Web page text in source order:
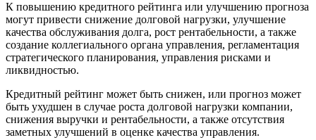
К повышению кредитного рейтинга или улучшению прогноза
могут привести снижение долговой нагрузки, улучшение
качества обслуживания долга, рост рентабельности, а также
создание коллегиального органа управления, регламентация
стратегического планирования, управления рисками и
ликвидностью.
Кредитный рейтинг может быть снижен, или прогноз может
быть ухудшен в случае роста долговой нагрузки компании,
снижения выручки и рентабельности, а также отсутствия
заметных улучшений в оценке качества управления.